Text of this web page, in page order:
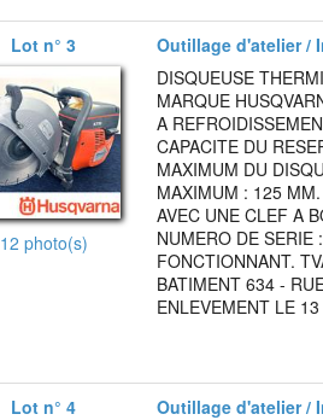
Lot n° 3 Outillage d'atelier /
12 photo(s)
DISQUEUSE
MARQUE
A
CAPACITE DU
MAXIMUM DU
MAXIMUM : 125
AVEC UNE CLEF A
NUMERO DE SERIE
FONCTIONNANT.
BATIMENT 634 -
ENLEVEMENT LE
Lot n° 4 Outillage d'atelier /